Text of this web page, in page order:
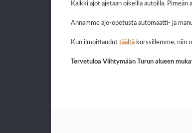
Kaikki ajot ajetaan oikeilla autoilla.
Annamme ajo-opetusta automaatti- ja
Kun ilmoittaudut täältä kurssillemme, niin
Tervetuloa Viihtymään Turun alueen